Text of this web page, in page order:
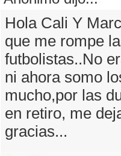
Hola Cali Y
que me rompe
futbolistas..No
ni ahora somo
mucho,por las
en retiro, me
gracias...